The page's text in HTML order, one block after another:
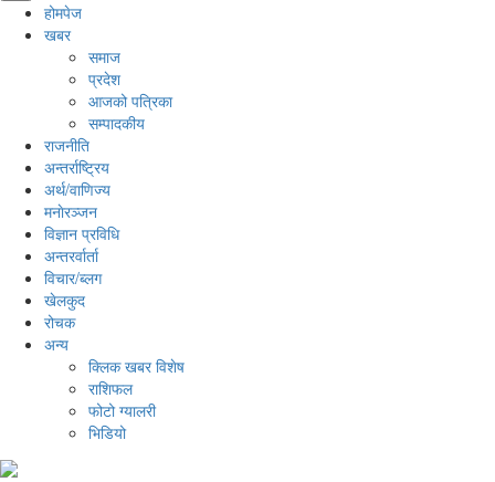
होमपेज
खबर
समाज
प्रदेश
आजको पत्रिका
सम्पादकीय
राजनीति
अन्तर्राष्ट्रिय
अर्थ/वाणिज्य
मनाेरञ्जन
विज्ञान प्रविधि
अन्तरर्वार्ता
विचार/ब्लग
खेलकुद
रोचक
अन्य
क्लिक खबर विशेष
राशिफल
फोटो ग्यालरी
भिडियो